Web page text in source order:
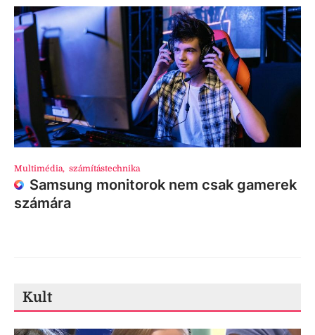
Multimédia, számítástechnika
Samsung monitorok nem csak gamerek
számára
Kult